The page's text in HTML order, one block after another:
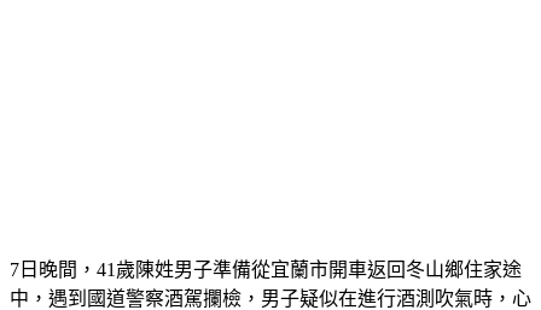
7日晚間，41歲陳姓男子準備從宜蘭市開車返回冬山鄉住家途
中，遇到國道警察酒駕攔檢，男子疑似在進行酒測吹氣時，心